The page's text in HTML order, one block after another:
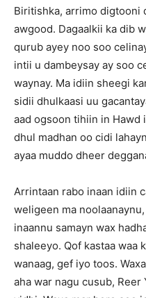
Biritishka, arrimo digtooni
awgood. Dagaalkii ka dib
qurub ayey noo soo
intii u dambeysay ay soo
waynay. Ma idiin sheegi
sidii dhulkaasi uu
aad ogsoon tihiin in Hawd
dhul madhan oo cidi
ayaa muddo dheer
Arrintaan rabo inaan idiin
weligeen ma
inaannu samayn wax
shaleeyo. Qof kastaa waa
wanaag, gef iyo toos.
aha war nagu cusub, Reer